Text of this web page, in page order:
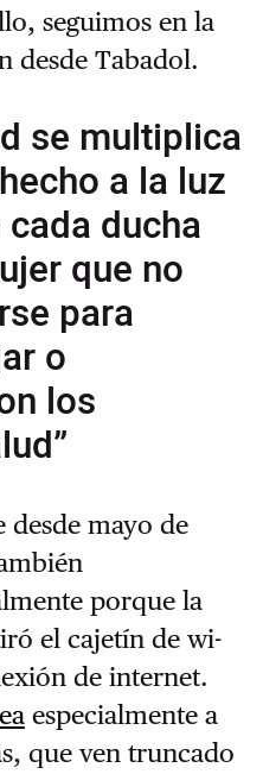
seguimos en la
desde Tabadol.
se multiplica
a la luz
ducha
que no
para
o
los
desde mayo de
porque la
el cajetín de wi-
de internet.
especialmente a
que ven truncado